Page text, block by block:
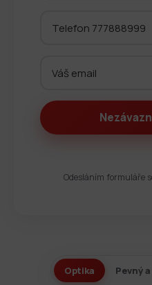
Odesláním formuláře
Optika Pevný